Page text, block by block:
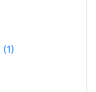
(1)